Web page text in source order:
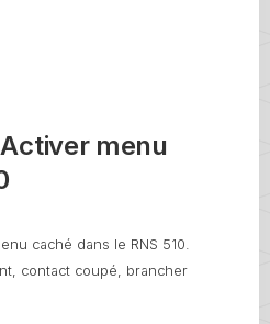
menu
caché dans le RNS 510.
contact coupé, brancher